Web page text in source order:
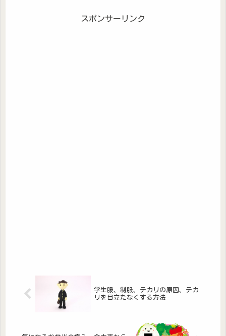
スポンサーリンク
学生服、制服、テカリの原因、テカ
リを目立たなくする方法